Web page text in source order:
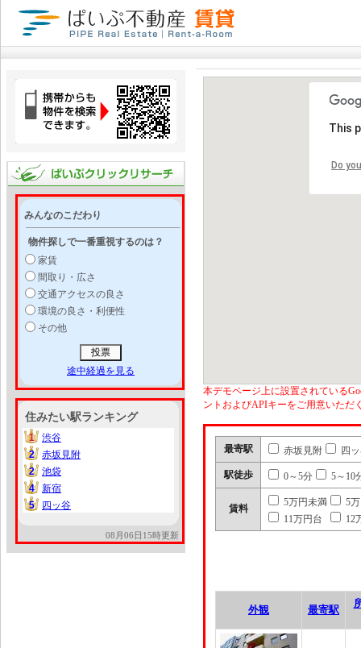
みんなのこだわり
物件探しで一番重視するのは？
家賃
間取り・広さ
交通アクセスの良さ
環境の良さ・利便性
その他
途中経過を見る
住みたい駅ランキング
1
1
渋谷
2
2
赤坂見附
2
2
池袋
4
4
新宿
5
5 四ッ谷
08月06日15時更新
This
Do
本デモページ上に設置されている
ントおよびAPIキーをご用意いただ
最寄駅 赤坂見附 四
駅徒歩 0～5分 5～10
賃料
5万円未満
5
11万円台
12
外観 最寄駅